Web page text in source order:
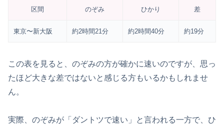
区間 のぞみ ひかり 差
東京〜新大阪 約2時間21分 約2時間40分 約19分
この表を見ると、のぞみの方が確かに速いのですが、思っ
たほど大きな差ではないと感じる方もいるかもしれませ
ん。
実際、のぞみが「ダントツで速い」と言われる一方で、ひ